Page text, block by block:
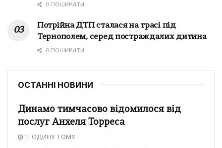
0 ПОШИРИТИ
Потрійна ДТП сталася на трасі під
Тернополем, серед постраждалих дитина
0 ПОШИРИТИ
ОСТАННІ НОВИНИ
Динамо тимчасово відомилося від
послуг Анхеля Торреса
1 ГОДИНУ ТОМУ